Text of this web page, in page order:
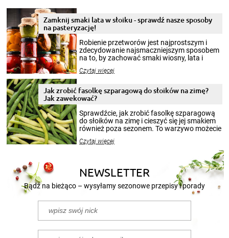
Zamknij smaki lata w słoiku - sprawdź nasze sposoby
na pasteryzację!
Robienie przetworów jest najprostszym i
zdecydowanie najsmaczniejszym sposobem
na to, by zachować smaki wiosny, lata i
krajobrazów, by cieszyć nimi oko w sezonie
pełni poczuć atmosferę cieplejszych
miesięcy. Przygotowanie słoików ze
patenty, które pozwolą zachować świeżość
przetworów.
Czytaj więcej
Jak zrobić fasolkę szparagową do słoików na zimę?
Jak zawekować?
Sprawdźcie, jak zrobić fasolkę szparagową
do słoików na zimę i cieszyć się jej smakiem
również poza sezonem. To warzywo możecie
nasze propozycje!
Czytaj więcej
NEWSLETTER
Bądź na bieżąco – wysyłamy sezonowe przepisy i porady